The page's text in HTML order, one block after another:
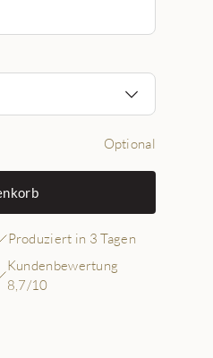
Optional
Produziert in 3 Tagen
Kundenbewertung
8,7/10